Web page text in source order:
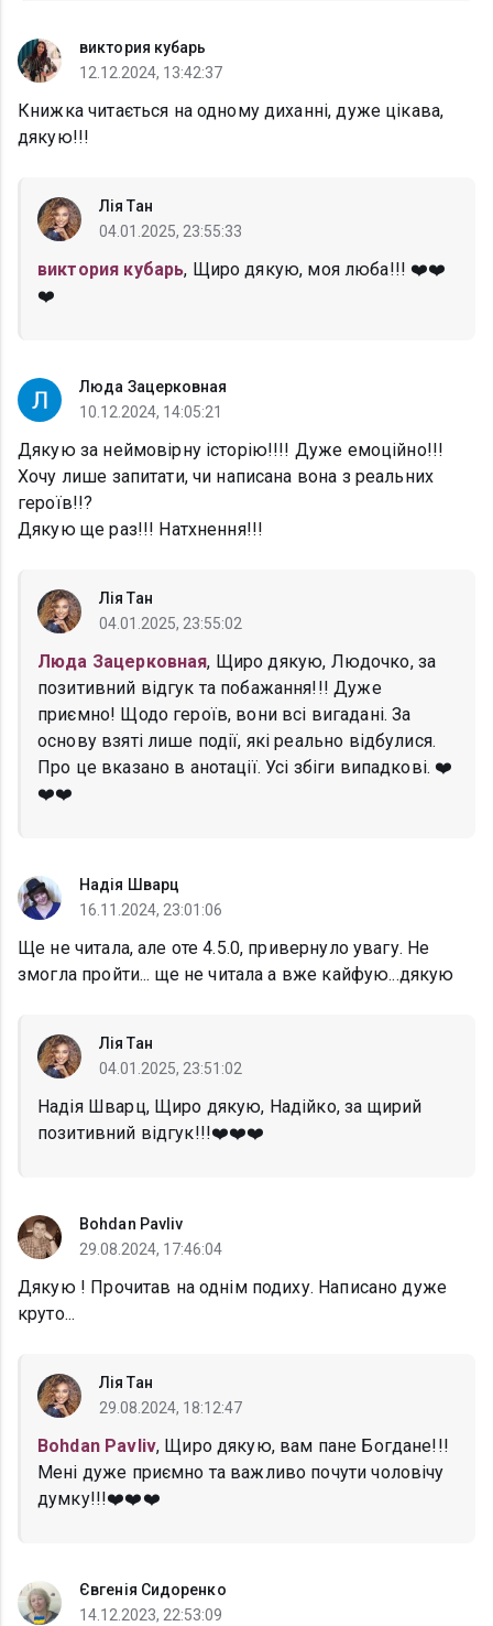
виктория кубарь
12.12.2024, 13:42:37
Книжка читається на одному диханні, дуже цікава,
дякую!!!
Лія Тан
04.01.2025, 23:55:33
виктория кубарь, Щиро дякую, моя люба!!! ❤️❤️
❤️
Люда Зацерковная
10.12.2024, 14:05:21
Дякую за неймовірну історію!!!! Дуже емоційно!!!
Хочу лише запитати, чи написана вона з реальних
героїв!!?
Дякую ще раз!!! Натхнення!!!
Лія Тан
04.01.2025, 23:55:02
Люда Зацерковная, Щиро дякую, Людочко, за
позитивний відгук та побажання!!! Дуже
приємно! Щодо героїв, вони всі вигадані. За
основу взяті лише події, які реально відбулися.
Про це вказано в анотації. Усі збіги випадкові. ❤️
❤️❤️
Надія Шварц
16.11.2024, 23:01:06
Ще не читала, але оте 4.5.0, привернуло увагу. Не
змогла пройти... ще не читала а вже кайфую...дякую
Лія Тан
04.01.2025, 23:51:02
Надія Шварц, Щиро дякую, Надійко, за щирий
позитивний відгук!!!❤️❤️❤️
Bohdan Pavliv
29.08.2024, 17:46:04
Дякую ! Прочитав на однім подиху. Написано дуже
круто...
Лія Тан
29.08.2024, 18:12:47
Bohdan Pavliv, Щиро дякую, вам пане Богдане!!!
Мені дуже приємно та важливо почути чоловічу
думку!!!❤️❤️❤️
Євгенія Сидоренко
14.12.2023, 22:53:09